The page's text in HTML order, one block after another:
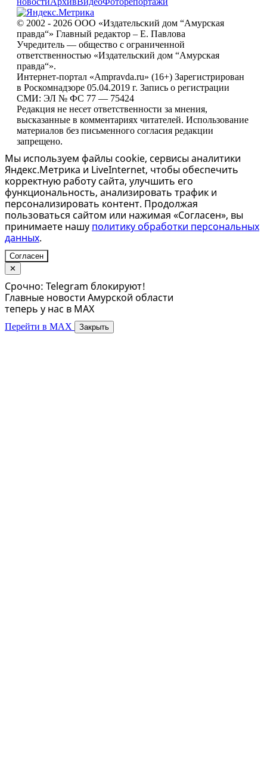
© 2002 - 2026 ООО «Издательский дом “Амурская
правда“» Главный редактор – Е. Павлова
Учредитель — общество с ограниченной
ответственностью «Издательский дом “Амурская
правда“».
Интернет-портал «Ampravda.ru» (16+) Зарегистрирован
в Роскомнадзоре 05.04.2019 г. Запись о регистрации
СМИ: ЭЛ № ФС 77 — 75424
Редакция не несет ответственности за мнения,
высказанные в комментариях читателей. Использование
материалов без письменного согласия редакции
запрещено.
Мы используем файлы cookie, сервисы аналитики
Яндекс.Метрика и LiveInternet, чтобы обеспечить
корректную работу сайта, улучшить его
функциональность, анализировать трафик и
персонализировать контент. Продолжая
пользоваться сайтом или нажимая «Согласен», вы
принимаете нашу политику обработки персональных
данных.
Согласен
✕
Срочно: Telegram блокируют!
Главные новости Амурской области
теперь у нас в MAX
Перейти в MAX Закрыть